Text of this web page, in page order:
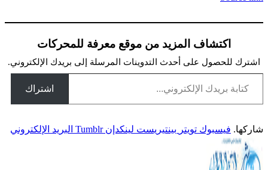
اكتشاف المزيد من موقع معرفة للمحركات
اشترك للحصول على أحدث التدوينات المرسلة إلى بريدك الإلكتروني.
كتابة بريدك الإلكتروني...
اشتراك
شاركها. فيسبوك تويتر بينتيريست لينكدإن Tumblr البريد الإلكتروني